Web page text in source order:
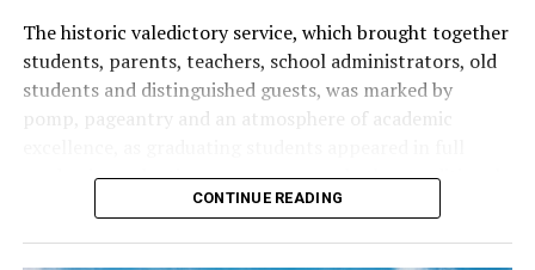
and inspire generations.
He wished the Commissioner a memorable birthday
celebration and many more years of impactful service to
The historic valedictory service, which brought together
students, parents, teachers, school administrators, old
students and distinguished guests, was marked by
pomp, pageantry and an atmosphere of academic
academic graduation gowns, caps and other traditional
CONTINUE READING